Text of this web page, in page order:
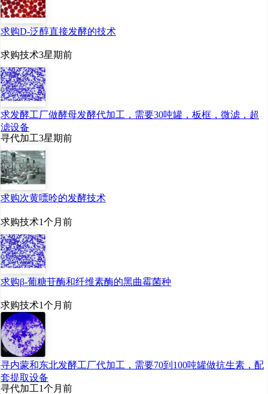
求购D-泛醇直接发酵的技术
求购技术3星期前
求发酵工厂做酵母发酵代加工，需要30吨罐，板框，微滤，超
滤设备
寻代加工3星期前
求购次黄嘌呤的发酵技术
求购技术1个月前
求购β-葡糖苷酶和纤维素酶的黑曲霉菌种
求购技术1个月前
寻内蒙和东北发酵工厂代加工，需要70到100吨罐做抗生素，配
套提取设备
寻代加工1个月前